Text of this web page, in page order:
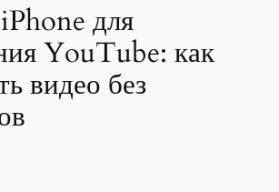
для
YouTube: как
видео без